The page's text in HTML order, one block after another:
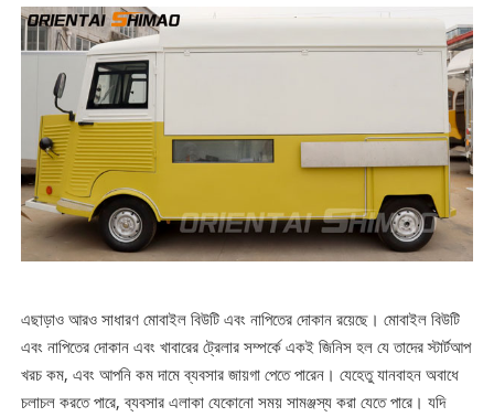
এছাড়াও আরও সাধারণ মোবাইল বিউটি এবং নাপিতের দোকান রয়েছে। মোবাইল বিউটি
এবং নাপিতের দোকান এবং খাবারের ট্রেলার সম্পর্কে একই জিনিস হল যে তাদের স্টার্টআপ
খরচ কম, এবং আপনি কম দামে ব্যবসার জায়গা পেতে পারেন। যেহেতু যানবাহন অবাধে
চলাচল করতে পারে, ব্যবসার এলাকা যেকোনো সময় সামঞ্জস্য করা যেতে পারে। যদি